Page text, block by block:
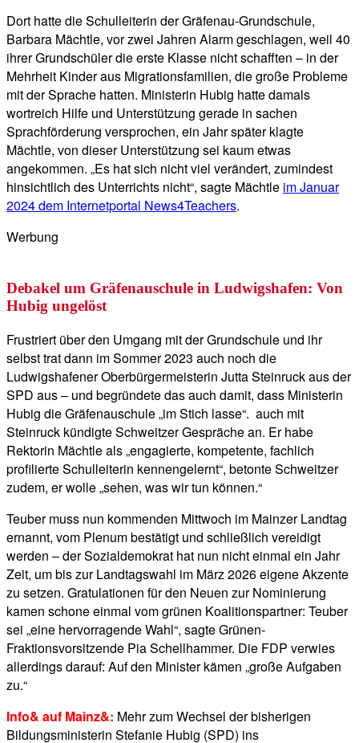
Dort hatte die Schulleiterin der Gräfenau-Grundschule,
Barbara Mächtle, vor zwei Jahren Alarm geschlagen, weil 40
ihrer Grundschüler die erste Klasse nicht schafften – in der
Mehrheit Kinder aus Migrationsfamilien, die große Probleme
mit der Sprache hatten. Ministerin Hubig hatte damals
wortreich Hilfe und Unterstützung gerade in sachen
Sprachförderung versprochen, ein Jahr später klagte
Mächtle, von dieser Unterstützung sei kaum etwas
angekommen. „Es hat sich nicht viel verändert, zumindest
hinsichtlich des Unterrichts nicht“, sagte Mächtle im Januar
2024 dem Internetportal News4Teachers.
Werbung
Debakel um Gräfenauschule in Ludwigshafen: Von
Hubig ungelöst
Frustriert über den Umgang mit der Grundschule und ihr
selbst trat dann im Sommer 2023 auch noch die
Ludwigshafener Oberbürgermeisterin Jutta Steinruck aus der
SPD aus – und begründete das auch damit, dass Ministerin
Hubig die Gräfenauschule „im Stich lasse“. auch mit
Steinruck kündigte Schweitzer Gespräche an. Er habe
Rektorin Mächtle als „engagierte, kompetente, fachlich
profilierte Schulleiterin kennengelernt“, betonte Schweitzer
zudem, er wolle „sehen, was wir tun können.“
Teuber muss nun kommenden Mittwoch im Mainzer Landtag
ernannt, vom Plenum bestätigt und schließlich vereidigt
werden – der Sozialdemokrat hat nun nicht einmal ein Jahr
Zeit, um bis zur Landtagswahl im März 2026 eigene Akzente
zu setzen. Gratulationen für den Neuen zur Nominierung
kamen schone einmal vom grünen Koalitionspartner: Teuber
sei „eine hervorragende Wahl“, sagte Grünen-
Fraktionsvorsitzende Pia Schellhammer. Die FDP verwies
allerdings darauf: Auf den Minister kämen „große Aufgaben
zu.“
Info& auf Mainz&: Mehr zum Wechsel der bisherigen
Bildungsministerin Stefanie Hubig (SPD) ins